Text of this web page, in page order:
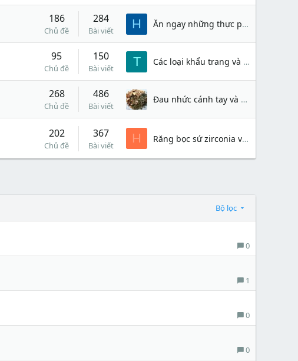
186
Chủ đề
284
Bài viết H Ăn ngay những thực phẩm này để bảo vệ sức khỏe ngày nắng nóng, giảm thiểu nguy cơ đau đầu, chóng mặt
95
Chủ đề
150
Bài viết T Các loại khẩu trang và mặt nạ
268
Chủ đề
486
Bài viết
Đau nhức cánh tay và vai
202
Chủ đề
367
Bài viết H Răng bọc sứ zirconia và cercon loại nào tốt hơn?
Bộ lọc
0
1
0
0